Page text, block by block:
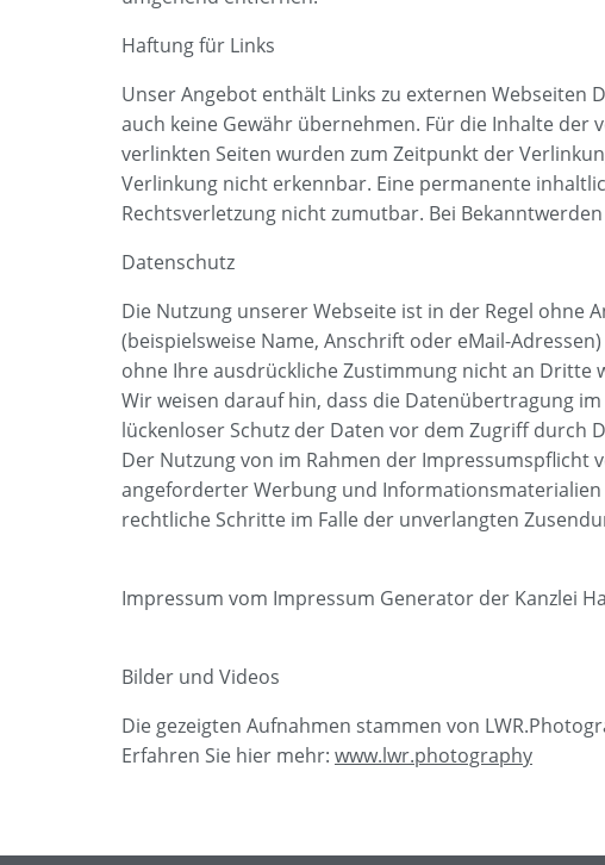
Haftung für Links
Unser Angebot enthält Links zu externen
auch keine Gewähr übernehmen. Für die Inhalte
verlinkten Seiten wurden zum Zeitpunkt der
Verlinkung nicht erkennbar. Eine permanente
Rechtsverletzung nicht zumutbar. Bei
Datenschutz
Die Nutzung unserer Webseite ist in der Regel ohne
(beispielsweise Name, Anschrift oder eMail-
ohne Ihre ausdrückliche Zustimmung nicht an Dritte
Wir weisen darauf hin, dass die Datenübertragung
lückenloser Schutz der Daten vor dem Zugriff durch
Der Nutzung von im Rahmen der
angeforderter Werbung und
rechtliche Schritte im Falle der unverlangten
Impressum vom Impressum Generator der Kanzlei
Bilder und Videos
Die gezeigten Aufnahmen stammen von
Erfahren Sie hier mehr: www.lwr.photography